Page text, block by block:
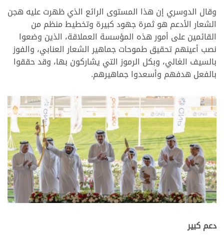
وقال الدوسري إن هذا المستوى الرائع الذي ظهرت عليه هجن
الشعار الأدعم هو ثمرة جهود كبيرة وتخطيط منظم من
القائمين على أمور هذه المؤسسة العملاقة، الذين وضعوا
نصب أعينهم تحقيق طموحات جماهير الشعار العنابي، والفوز
بالسيف الغالي، وبكل الرموز التي يشاركون بها، وقد حققوا
بالفعل هدفهم وأسعدوا جماهيرهم.
دعم كبير